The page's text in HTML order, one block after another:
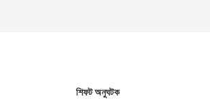
শিফট অনুঘটক